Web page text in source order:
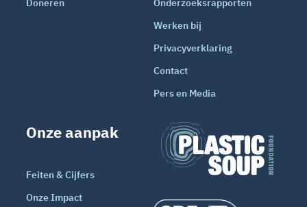
Doneren
Onderzoeksrapporten
Werken bij
Privacyverklaring
Contact
Pers en Media
Onze aanpak
Feiten & Cijfers
Onze Impact